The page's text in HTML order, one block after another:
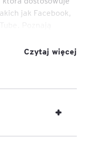
jak Facebook,
i w
Czytaj więcej